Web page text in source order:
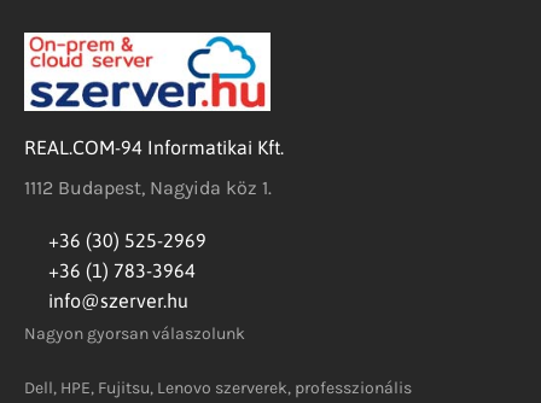
REAL.COM-94 Informatikai Kft.
1112 Budapest, Nagyida köz 1.
+36 (30) 525-2969
+36 (1) 783-3964
info@szerver.hu
Nagyon gyorsan válaszolunk
Dell, HPE, Fujitsu, Lenovo szerverek, professzionális